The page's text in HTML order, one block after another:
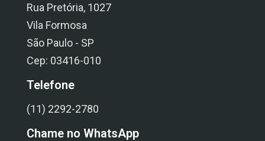
Rua Pretória, 1027
Vila Formosa
São Paulo - SP
Cep: 03416-010
Telefone
(11) 2292-2780
Chame no WhatsApp